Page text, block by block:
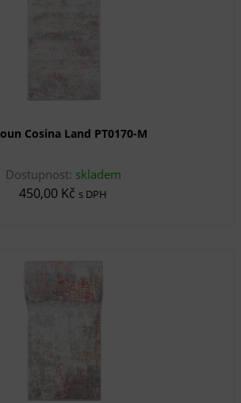
Cosina Land PT0170-M
Dostupnost: skladem
450,00 Kč s DPH